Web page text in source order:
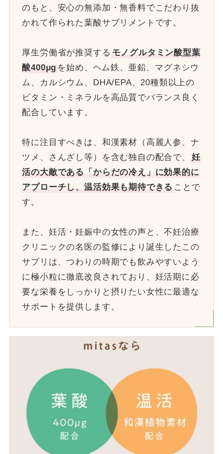
のもと、安心の無添加・無香料でこだわり抜
かれて作られた葉酸サプリメントです。
厚生労働省が推奨する モノグルタミン酸型葉
酸400μg を始め、ヘム鉄、亜鉛、マグネシウ
ム、カルシウム、DHA/EPA、20種類以上の
ビタミン・ミネラルを高品質でバランス良く
配合しています。
特に注目すべきは、和漢素材（高麗人参、ナ
ツメ、さんざし等）を含む独自の配合で、
妊
活の大敵である「からだの冷え」に効果的に
アプローチし、温活効果も期待できる ことで
す。
また、妊活・妊娠中の女性の声と、不妊治療
クリニックの名医の監修により誕生したこの
サプリは、つわりの時期でも飲みやすいよう
に極小粒に徹底改良されており、妊活期に必
要な栄養をしっかりと摂りたい女性に最適な
サポートを提供します。